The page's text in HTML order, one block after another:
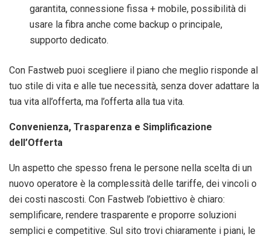
garantita, connessione fissa + mobile, possibilità di
usare la fibra anche come backup o principale,
supporto dedicato.
Con Fastweb puoi scegliere il piano che meglio risponde al
tuo stile di vita e alle tue necessità, senza dover adattare la
tua vita all’offerta, ma l’offerta alla tua vita.
Convenienza, Trasparenza e Simplificazione
dell’Offerta
Un aspetto che spesso frena le persone nella scelta di un
nuovo operatore è la complessità delle tariffe, dei vincoli o
dei costi nascosti. Con Fastweb l’obiettivo è chiaro:
semplificare, rendere trasparente e proporre soluzioni
semplici e competitive. Sul sito trovi chiaramente i piani, le